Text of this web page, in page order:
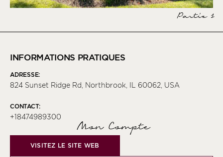
Partie 1
INFORMATIONS PRATIQUES
ADRESSE:
824 Sunset Ridge Rd, Northbrook, IL 60062, USA
CONTACT:
+18474989300
Mon Compte
VISITEZ LE SITE WEB